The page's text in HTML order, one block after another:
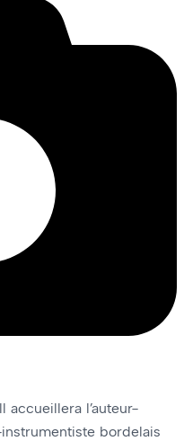
accueillera l’auteur-
bordelais